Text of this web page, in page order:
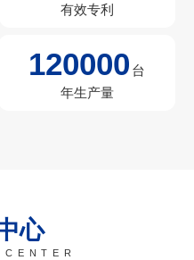
有效专利
120000 台
年生产量
心